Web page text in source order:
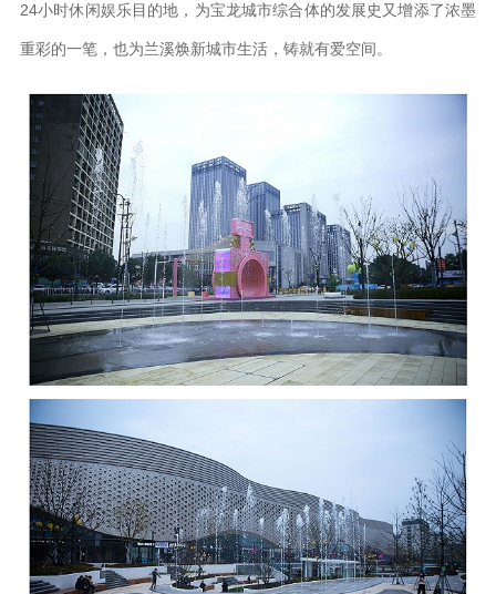
24小时休闲娱乐目的地，为宝龙城市综合体的发展史又增添了浓墨
重彩的一笔，也为兰溪焕新城市生活，铸就有爱空间。